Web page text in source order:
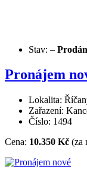
Stav: –
Pronájem
Lokalita:
Zařazení:
Číslo: 1494
Cena: 10.350 Kč (za